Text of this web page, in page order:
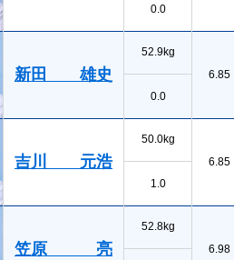
0.0
新田 雄史
52.9kg
6.85
0.0
吉川 元浩
50.0kg
6.85
1.0
笠原 亮
52.8kg
6.98